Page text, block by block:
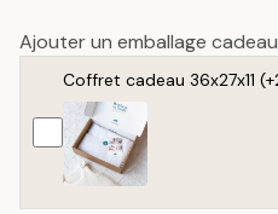
Ajouter un emballage cadeau
Coffret cadeau 36x27x11